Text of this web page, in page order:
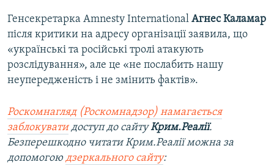
Генсекретарка Amnesty International Агнес Каламар
після критики на адресу організації заявила, що
«українські та російські тролі атакують
розслідування», але це «не послабить нашу
неупередженість і не змінить фактів».
Роскомнагляд (Роскомнадзор) намагається
заблокуватидоступ до сайтуКрим.Реалії.
Безперешкодно читати Крим.Реалії можна за
допомогою дзеркального сайту: